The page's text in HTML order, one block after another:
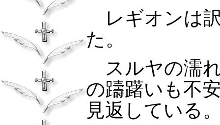
レギオンは
た。
スルヤの濡
の躊躇いも不
見返している